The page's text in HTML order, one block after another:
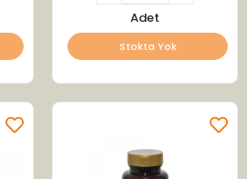
Adet
Stokta Yok